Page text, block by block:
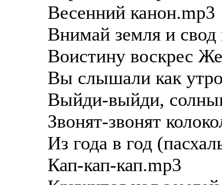
Весенний канон.mp3
Внимай земля и свод
Воистину воскрес
Вы слышали как
Выйди-выйди,
Звонят-звонят
Из года в год
Кап-кап-кап.mp3